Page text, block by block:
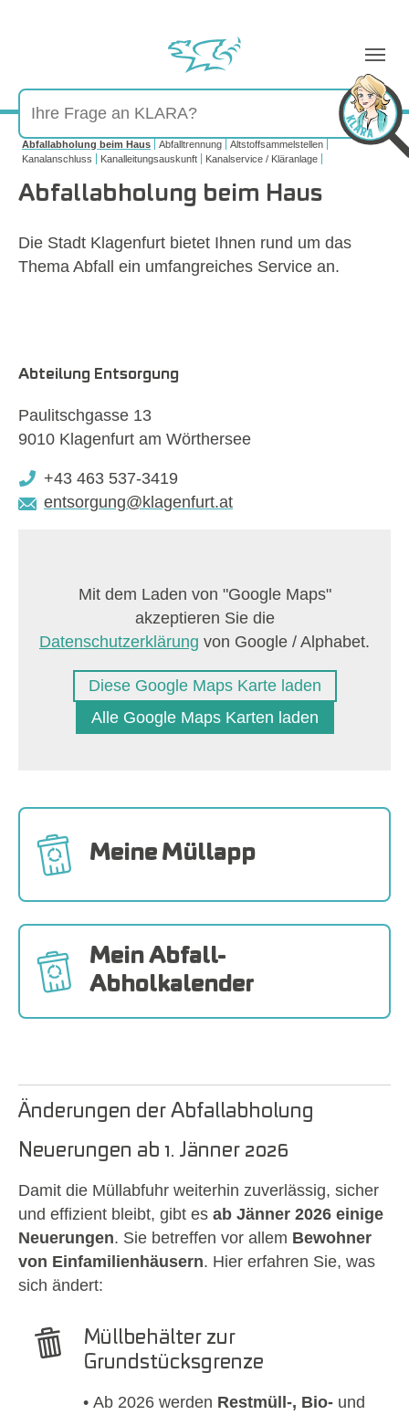
Sie sind hier:
Abfallabholung beim Haus Abfalltrennung
Altstoffsammelstellen
Kanalanschluss
Kanalleitungsauskunft Kanalservice / Kläranlage
Abfallabholung beim Haus
Die Stadt Klagenfurt bietet Ihnen rund um das
Thema Abfall ein umfangreiches Service an.
Abteilung Entsorgung
Paulitschgasse 13
9010 Klagenfurt am Wörthersee
+43 463 537-3419
entsorgung@klagenfurt.at
Diese Google Maps Karte laden
Alle Google Maps Karten laden
Meine Müllapp
Mein Abfall-
Abholkalender
Änderungen der Abfallabholung
Neuerungen ab 1. Jänner 2026
Damit die Müllabfuhr weiterhin zuverlässig, sicher
und effizient bleibt, gibt es ab Jänner 2026 einige
Neuerungen. Sie betreffen vor allem Bewohner
von Einfamilienhäusern. Hier erfahren Sie, was
sich ändert:
Müllbehälter zur
Grundstücksgrenze
• Ab 2026 werden Restmüll-, Bio- und